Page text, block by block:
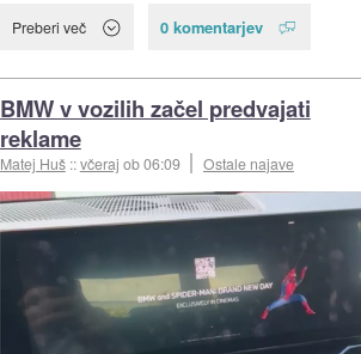
Preberi več 0 komentarjev
BMW v vozilih začel predvajati
reklame
Matej Huš ::včeraj ob 06:09 Ostale najave